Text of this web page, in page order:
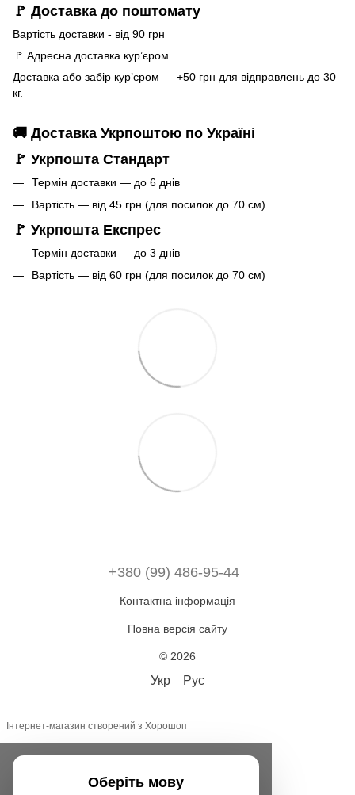
🚩 Доставка до поштомату
Вартість доставки - від 90 грн
🚩 Адресна доставка кур’єром
Доставка або забір кур’єром — +50 грн для відправлень до 30
кг.
🚚 Доставка Укрпоштою по Україні
🚩 Укрпошта Стандарт
Термін доставки — до 6 днів
Вартість — від 45 грн (для посилок до 70 см)
🚩 Укрпошта Експрес
Термін доставки — до 3 днів
Вартість — від 60 грн (для посилок до 70 см)
+380 (99) 486-95-44
Контактна інформація
Повна версія сайту
© 2026
Укр Рус
Інтернет-магазин створений з Хорошоп
Оберіть мову